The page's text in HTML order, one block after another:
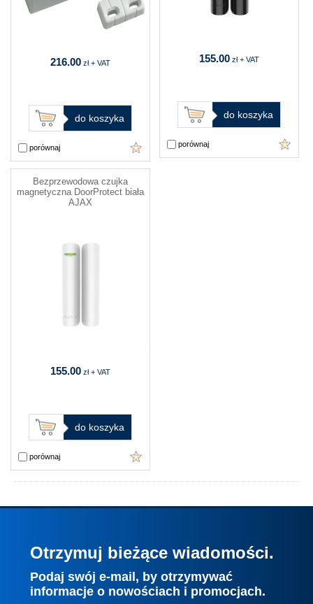
216.00 zł + VAT
do koszyka
porównaj
155.00 zł + VAT
do koszyka
porównaj
Bezprzewodowa czujka
magnetyczna DoorProtect biała
AJAX
155.00 zł + VAT
do koszyka
porównaj
Otrzymuj bieżące wiadomości.
Podaj swój e-mail, by otrzymywać
informacje o nowościach i promocjach.